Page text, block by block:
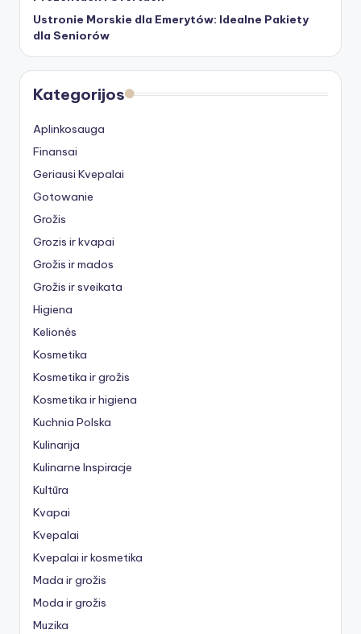
Ustronie Morskie dla Emerytów: Idealne Pakiety
dla Seniorów
Kategorijos
Aplinkosauga
Finansai
Geriausi Kvepalai
Gotowanie
Grožis
Grozis ir kvapai
Grožis ir mados
Grožis ir sveikata
Higiena
Kelionės
Kosmetika
Kosmetika ir grožis
Kosmetika ir higiena
Kuchnia Polska
Kulinarija
Kulinarne Inspiracje
Kultūra
Kvapai
Kvepalai
Kvepalai ir kosmetika
Mada ir grožis
Moda ir grožis
Muzika